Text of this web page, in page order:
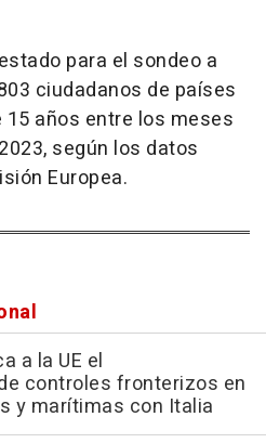
para el sondeo a
ciudadanos de países
15 años entre los meses
según los datos
Europea.
a la UE el
controles fronterizos en
y marítimas con Italia